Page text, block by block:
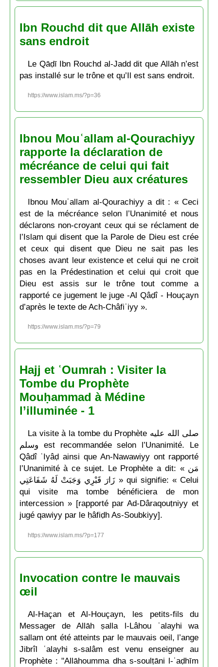
Ibn Rouchd dit que Allāh existe
sans endroit
Le Qāḍī Ibn Rouchd al-Jadd dit que Allāh n’est
pas installé sur le trône et qu’Il est sans endroit.
https://www.islam.ms/?p=36
Ibnou Mouʿallam al-Qourachiyy
rapporte la déclaration de
mécréance de celui qui fait
ressembler Dieu aux créatures
Ibnou Mouʿallam al-Qourachiyy a dit : « Ceci
est de la mécréance selon l’Unanimité et nous
déclarons non-croyant ceux qui se réclament de
l’Islam qui disent que la Parole de Dieu est crée
et ceux qui disent que Dieu ne sait pas les
choses avant leur existence et celui qui ne croit
pas en la Prédestination et celui qui croit que
Dieu est assis sur le trône tout comme a
rapporté ce jugement le juge -Al Qâḍî - Houçayn
d’après le texte de Ach-Châfiʿiyy ».
https://www.islam.ms/?p=79
Hajj et ʿOumrah : Visiter la
Tombe du Prophète
Mouḥammad à Médine
l’illuminée - 1
La visite à la tombe du Prophète صلى الله عليه
وسلم est recommandée selon l’Unanimité. Le
Qâdî ʿIyâḍ ainsi que An-Nawawiyy ont rapporté
l’Unanimité à ce sujet. Le Prophète a dit: « مَن
زَارَ قَبْرِي وَجَبَتْ لَهُ شَفَاعَتِي » qui signifie: « Celui
qui visite ma tombe bénéficiera de mon
intercession » [rapporté par Ad-Dâraqouṭniyy et
jugé qawiyy par le ḥâfiḍh As-Soubkiyy].
https://www.islam.ms/?p=177
Invocation contre le mauvais
œil
Al-Haçan et Al-Houçayn, les petits-fils du
Messager de Allāh ṣalla l-Lâhou ʿalayhi wa
sallam ont été atteints par le mauvais oeil, l’ange
Jibrîl ʿalayhi s-salâm est venu enseigner au
Prophète : "Allāhoumma dha s-soulṭāni l-ʿaḍhīm